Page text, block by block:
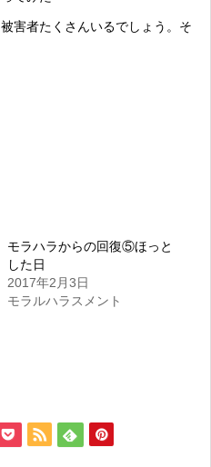
被害者たくさんいるでしょう。そ
モラハラからの回復⑤ほっと
した日
2017年2月3日
モラルハラスメント